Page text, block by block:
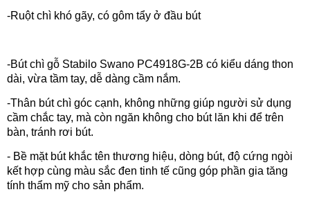
-Ruột chì khó gãy, có gôm tẩy ở đầu bút
-Bút chì gỗ Stabilo Swano PC4918G-2B có kiểu dáng thon
dài, vừa tầm tay, dễ dàng cầm nắm.
-Thân bút chì góc cạnh, không những giúp người sử dụng
cầm chắc tay, mà còn ngăn không cho bút lăn khi để trên
bàn, tránh rơi bút.
- Bề mặt bút khắc tên thương hiệu, dòng bút, độ cứng ngòi
kết hợp cùng màu sắc đen tinh tế cũng góp phần gia tăng
tính thẩm mỹ cho sản phẩm.